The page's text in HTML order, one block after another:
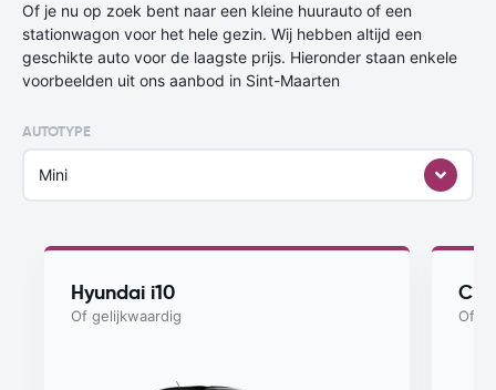
Of je nu op zoek bent naar een kleine huurauto of een
stationwagon voor het hele gezin. Wij hebben altijd een
geschikte auto voor de laagste prijs. Hieronder staan enkele
voorbeelden uit ons aanbod in Sint-Maarten
AUTOTYPE
Mini
Hyundai i10
Of gelijkwaardig Of